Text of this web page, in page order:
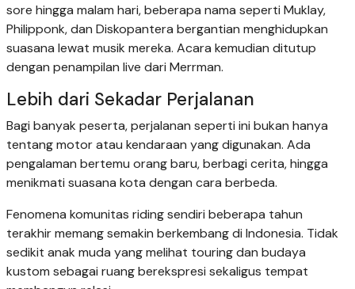
sore hingga malam hari, beberapa nama seperti Muklay,
Philipponk, dan Diskopantera bergantian menghidupkan
suasana lewat musik mereka. Acara kemudian ditutup
dengan penampilan live dari Merrman.
Lebih dari Sekadar Perjalanan
Bagi banyak peserta, perjalanan seperti ini bukan hanya
tentang motor atau kendaraan yang digunakan. Ada
pengalaman bertemu orang baru, berbagi cerita, hingga
menikmati suasana kota dengan cara berbeda.
Fenomena komunitas riding sendiri beberapa tahun
terakhir memang semakin berkembang di Indonesia. Tidak
sedikit anak muda yang melihat touring dan budaya
kustom sebagai ruang berekspresi sekaligus tempat